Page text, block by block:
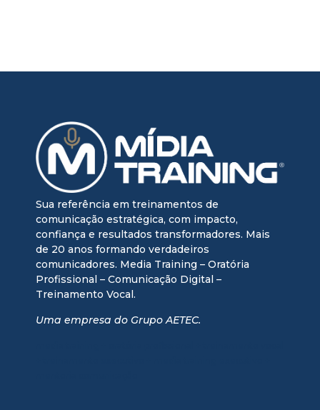
Sua referência em treinamentos de
comunicação estratégica, com impacto,
confiança e resultados transformadores. Mais
de 20 anos formando verdadeiros
comunicadores. Media Training – Oratória
Profissional – Comunicação Digital –
Treinamento Vocal.
Uma empresa do Grupo AETEC.